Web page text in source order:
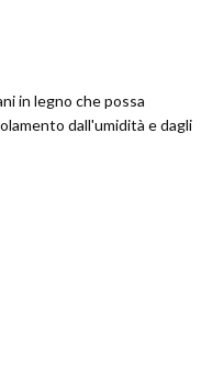
in legno che possa
dall'umidità e dagli